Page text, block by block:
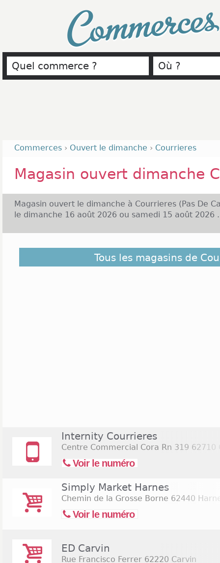
Commerces › Ouvert le dimanche › Courrieres
Magasin ouvert dimanche
Magasin ouvert le dimanche à Courrieres (Pas De
le dimanche 16 août 2026 ou samedi 15 août 2026
Découvrez dans la liste ci-dessous les
Courrieres et ceux situés à proximité. Ils sont
Tous les magasins de
Internity Courrieres
Centre Commercial Cora Rn 319 62710
Voir le numéro
Simply Market Harnes
Chemin de la Grosse Borne 62440
Voir le numéro
ED Carvin
Rue Francisco Ferrer 62220 Carvin